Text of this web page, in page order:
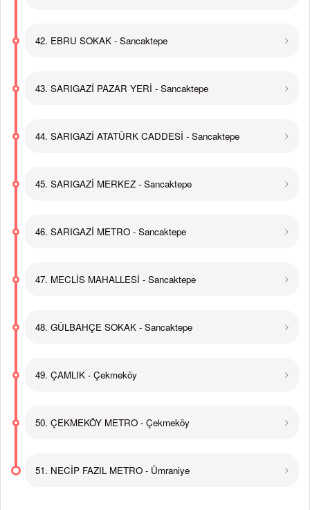
42. EBRU SOKAK - Sancaktepe
43. SARIGAZİ PAZAR YERİ - Sancaktepe
44. SARIGAZİ ATATÜRK CADDESİ - Sancaktepe
45. SARIGAZİ MERKEZ - Sancaktepe
46. SARIGAZİ METRO - Sancaktepe
47. MECLİS MAHALLESİ - Sancaktepe
48. GÜLBAHÇE SOKAK - Sancaktepe
49. ÇAMLIK - Çekmeköy
50. ÇEKMEKÖY METRO - Çekmeköy
51. NECİP FAZIL METRO - Ümraniye